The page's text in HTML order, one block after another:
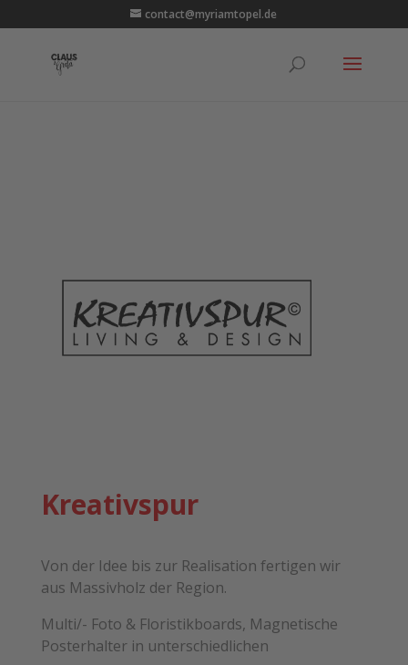
contact@myriamtopel.de
Kreativspur
Von der Idee bis zur Realisation fertigen wir
aus Massivholz der Region.
Multi/- Foto & Floristikboards, Magnetische
Posterhalter in unterschiedlichen